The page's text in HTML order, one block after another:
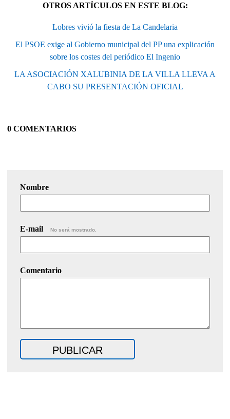
OTROS ARTÍCULOS EN ESTE BLOG:
Lobres vivió la fiesta de La Candelaria
El PSOE exige al Gobierno municipal del PP una explicación
sobre los costes del periódico El Ingenio
LA ASOCIACIÓN XALUBINIA DE LA VILLA LLEVA A
CABO SU PRESENTACIÓN OFICIAL
0 COMENTARIOS
Nombre
E-mail No será mostrado.
Comentario